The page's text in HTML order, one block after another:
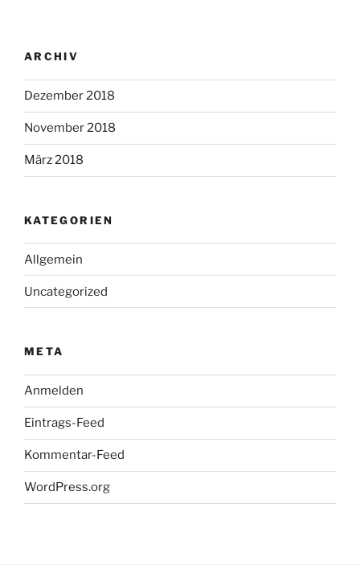
ARCHIV
Dezember 2018
November 2018
März 2018
KATEGORIEN
Allgemein
Uncategorized
META
Anmelden
Eintrags-Feed
Kommentar-Feed
WordPress.org